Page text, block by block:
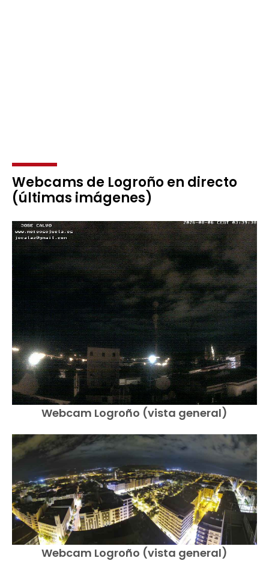
Webcams de Logroño en directo
(últimas imágenes)
Webcam Logroño (vista general)
Webcam Logroño (vista general)